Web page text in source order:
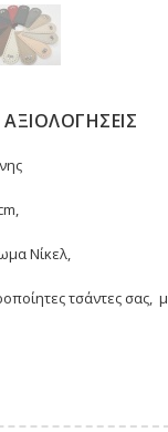
ΑΞΙΟΛΟΓΗΣΕΙΣ
Νίκελ,
τσάντες